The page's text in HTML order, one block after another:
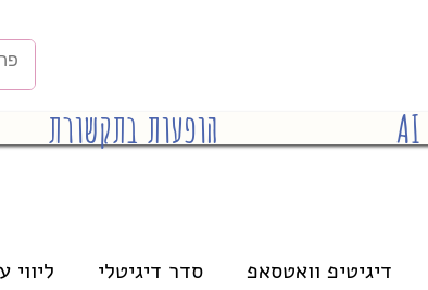
הופעות בתקשורת
דיגיטיפ וואטסאפ סדר דיגיטלי ליווי